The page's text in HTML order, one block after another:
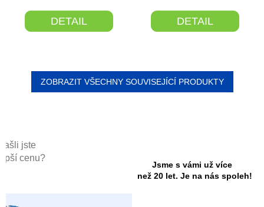
jste
cenu?
Jsme s vámi už více
než 20 let. Je na nás spoleh!
DETAIL DETAIL
ZOBRAZIT VŠECHNY SOUVISEJÍCÍ PRODUKTY